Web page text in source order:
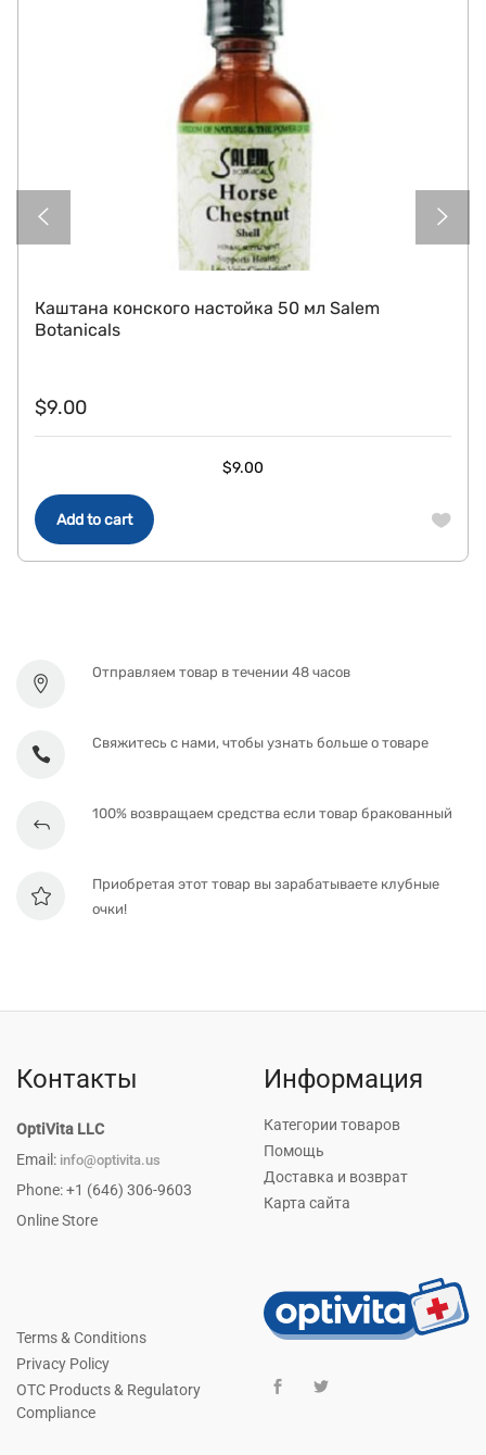
Add to cart
Каштана конского настойка 50 мл Salem
Botanicals
$9.00
$9.00
Отправляем товар в течении 48 часов
Свяжитесь с нами, чтобы узнать больше о товаре
100% возвращаем средства если товар бракованный
Приобретая этот товар вы зарабатываете клубные
очки!
Контакты
OptiVita LLC
Email: info@optivita.us
Phone: +1 (646) 306-9603
Online Store
Информация
Категории товаров
Помощь
Доставка и возврат
Карта сайта
Terms & Conditions
Privacy Policy
OTC Products & Regulatory
Compliance